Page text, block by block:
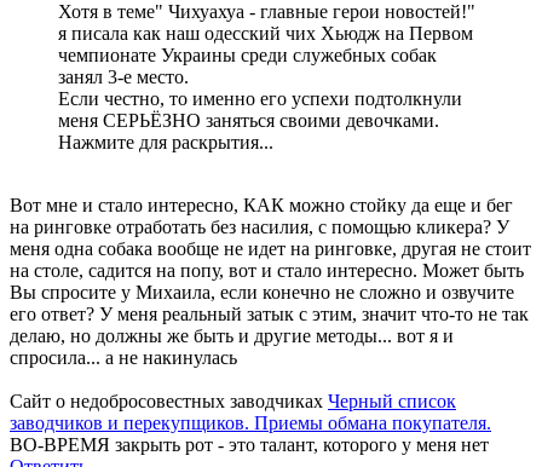
Хотя в теме" Чихуахуа - главные герои новостей!"
я писала как наш одесский чих Хьюдж на Первом
чемпионате Украины среди служебных собак
занял 3-е место.
Если честно, то именно его успехи подтолкнули
меня СЕРЬЁЗНО заняться своими девочками.
Нажмите для раскрытия...
Вот мне и стало интересно, КАК можно стойку да еще и бег
на ринговке отработать без насилия, с помощью кликера? У
меня одна собака вообще не идет на ринговке, другая не стоит
на столе, садится на попу, вот и стало интересно. Может быть
Вы спросите у Михаила, если конечно не сложно и озвучите
его ответ? У меня реальный затык с этим, значит что-то не так
делаю, но должны же быть и другие методы... вот я и
спросила... а не накинулась
Сайт о недобросовестных заводчиках Черный список
заводчиков и перекупщиков. Приемы обмана покупателя.
ВО-ВРЕМЯ закрыть рот - это талант, которого у меня нет